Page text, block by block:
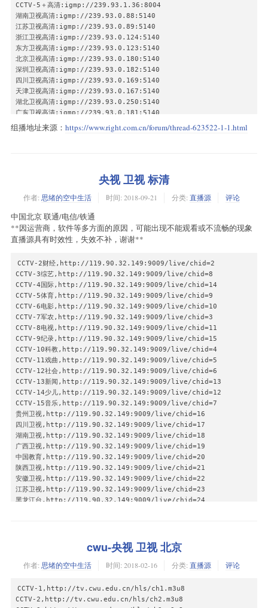
CCTV-5＋高清:igmp://239.93.1.36:8004
湖南卫视高清:igmp://239.93.0.88:5140
江苏卫视高清:igmp://239.93.0.89:5140
浙江卫视高清:igmp://239.93.0.124:5140
东方卫视高清:igmp://239.93.0.123:5140
北京卫视高清:igmp://239.93.0.180:5140
深圳卫视高清:igmp://239.93.0.182:5140
四川卫视高清:igmp://239.93.0.169:5140
天津卫视高清:igmp://239.93.0.167:5140
湖北卫视高清:igmp://239.93.0.250:5140
广东卫视高清:igmp://239.93.0.181:5140
山东卫视高清:igmp://239.93.0.168:5140
黑龙江卫视高清:igmp://239.93.0.183:5140
江西卫视高清:igmp://239.93.0.134:5140
贵州卫视高清:igmp://239.93.0.131:5140
河北卫视高清:igmp://239.93.0.132:5140
CCTV-1杜比高清:igmp://239.93.0.69:5140
SCTV-4高清:igmp://239.93.0.47:5140
SCTV-2高清:igmp://239.93.1.101:5140
SCTV-5高清:igmp://239.93.0.166:5140
SCTV-7高清:igmp://239.93.0.219:5140
峨眉电影高清:igmp://239.93.1.54:5140
SCTV-9高清:igmp://239.93.0.52:5140
熊猫新闻高清:igmp://239.93.1.112:5140
熊猫体娱高清:igmp://239.93.0.94:5140
熊猫少儿高清:igmp://239.93.1.189:5140
熊猫爱生活高清:igmp://239.93.1.190:5140
熊猫直播间高清:igmp://239.93.0.126:5140
北京纪实高清:igmp://239.93.0.152:5140
上海纪实高清:igmp://239.93.1.137:5140
金鹰纪实高清:igmp://239.93.0.130:5140
中国交通·四川:igmp://239.93.0.142:5140
CETV-1高清:igmp://239.93.1.111:5140
爱上4K(4K机顶盒用户可观看):igmp://239.93.1.113:5140
CCTV-1:igmp://239.93.0.1:8000
CCTV-2:igmp://239.93.0.59:5140
CCTV-3:igmp://239.93.0.109:5140
CCTV-4:igmp://239.93.0.60:5140
CCTV-5:igmp://239.93.0.110:5140
CCTV-6:igmp://239.93.0.111:5140
CCTV-7:igmp://239.93.0.61:5140
CCTV-8:igmp://239.93.0.112:5140
CCTV-12:igmp://239.93.0.65:5140
CCTV-新闻:igmp://239.93.0.66:5140
CCTV-少儿:igmp://239.93.0.67:5140
CGTN:igmp://239.93.0.62:5140
CDTV-1:igmp://239.93.0.16:1240
组播地址来源： https://www.right.com.cn/forum/thread-623522-1-1.html
央视 卫视 标清
作者: 思绪的空中生活 时间: 2018-09-21 分类: 直播源 评论
中国北京 联通/电信/铁通
**因运营商，软件等多方面的原因，可能出现不能观看或不流畅的现象
直播源具有时效性，失效不补，谢谢**
CCTV-2财经,http://119.90.32.149:9009/live/chid=2
CCTV-3综艺,http://119.90.32.149:9009/live/chid=8
CCTV-4国际,http://119.90.32.149:9009/live/chid=14
CCTV-5体育,http://119.90.32.149:9009/live/chid=9
CCTV-6电影,http://119.90.32.149:9009/live/chid=10
CCTV-7军农,http://119.90.32.149:9009/live/chid=3
CCTV-8电视,http://119.90.32.149:9009/live/chid=11
CCTV-9纪录,http://119.90.32.149:9009/live/chid=15
CCTV-10科教,http://119.90.32.149:9009/live/chid=4
CCTV-11戏曲,http://119.90.32.149:9009/live/chid=5
CCTV-12社会,http://119.90.32.149:9009/live/chid=6
CCTV-13新闻,http://119.90.32.149:9009/live/chid=13
CCTV-14少儿,http://119.90.32.149:9009/live/chid=12
CCTV-15音乐,http://119.90.32.149:9009/live/chid=7
贵州卫视,http://119.90.32.149:9009/live/chid=16
四川卫视,http://119.90.32.149:9009/live/chid=17
湖南卫视,http://119.90.32.149:9009/live/chid=18
广西卫视,http://119.90.32.149:9009/live/chid=19
中国教育,http://119.90.32.149:9009/live/chid=20
陕西卫视,http://119.90.32.149:9009/live/chid=21
安徽卫视,http://119.90.32.149:9009/live/chid=22
江苏卫视,http://119.90.32.149:9009/live/chid=23
黑龙江台,http://119.90.32.149:9009/live/chid=24
河南卫视,http://119.90.32.149:9009/live/chid=28
北京卫视,http://119.90.32.149:9009/live/chid=29
东南卫视,http://119.90.32.149:9009/live/chid=30
内蒙古台,http://119.90.32.149:9009/live/chid=32
重庆卫视,http://119.90.32.149:9009/live/chid=33
cwu-央视 卫视 北京
作者: 思绪的空中生活 时间: 2018-02-16 分类: 直播源 评论
CCTV-1,http://tv.cwu.edu.cn/hls/ch1.m3u8
CCTV-2,http://tv.cwu.edu.cn/hls/ch2.m3u8